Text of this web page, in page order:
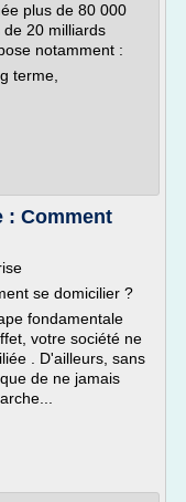
plus de 80 000
20 milliards
notamment :
terme,
: Comment
se domicilier ?
fondamentale
votre société ne
. D'ailleurs, sans
de ne jamais